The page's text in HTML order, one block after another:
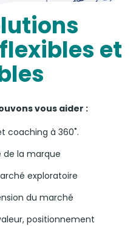
et
vous aider :
coaching à 360˚.
de la marque
exploratoire
du marché
positionnement